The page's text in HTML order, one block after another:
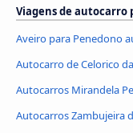
Viagens de autocarro
Aveiro para Penedono
Autocarro de Celorico
Autocarros Mirandela
Autocarros Zambujeira